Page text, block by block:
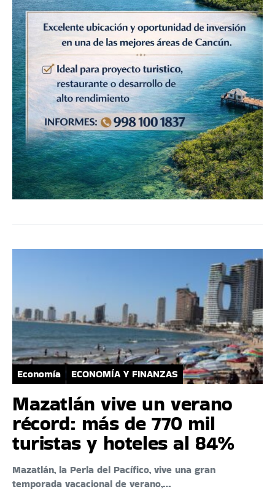
Economía ECONOMÍA Y FINANZAS
Mazatlán vive un verano
récord: más de 770 mil
turistas y hoteles al 84%
Mazatlán, la Perla del Pacífico, vive una gran
temporada vacacional de verano,…